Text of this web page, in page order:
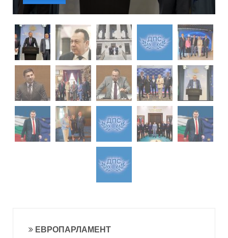
ЕВРОПАРЛАМЕНТ